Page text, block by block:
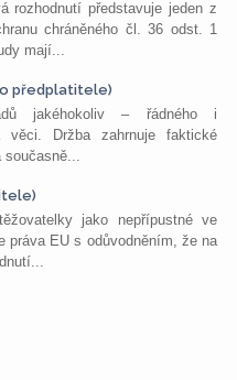
rozhodnutí představuje jeden z
chráněného čl. 36 odst. 1
mají...
předplatitele)
jakéhokoliv – řádného i
věci. Držba zahrnuje faktické
současně...
jako nepřípustné ve
práva EU s odůvodněním, že na